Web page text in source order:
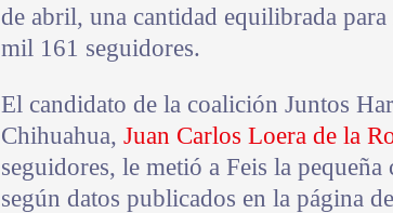
de abril, una cantidad equilibrada para
mil 161 seguidores.
El candidato de la coalición Juntos
Chihuahua, Juan Carlos Loera de la
seguidores, le metió a Feis la
según datos publicados en la página